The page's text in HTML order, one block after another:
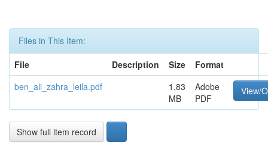
Files in This Item:
File
Description Size
Format
ben_ali_zahra_leila.pdf
1,83
MB
Adobe
PDF
View/
Show full item record